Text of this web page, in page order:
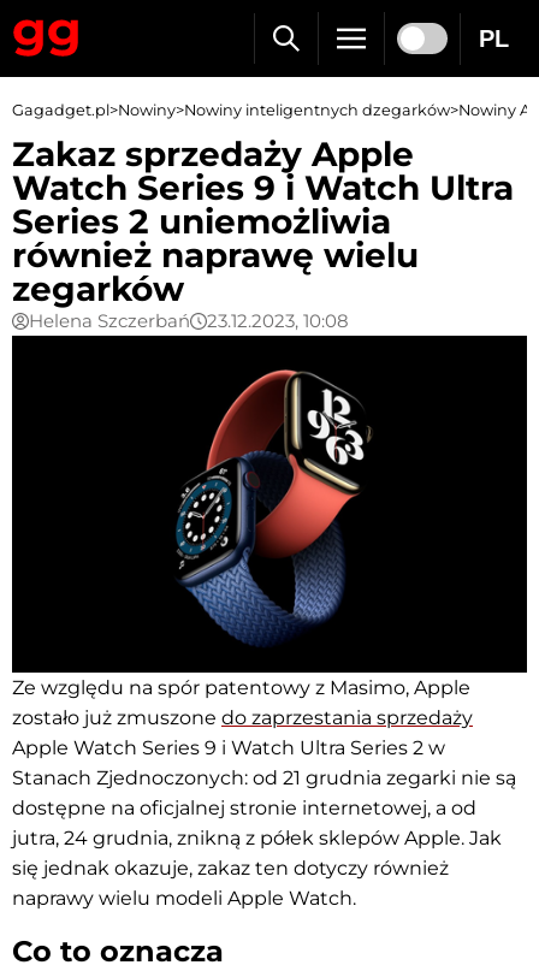
PL
Gagadget.pl>Nowiny>Nowiny inteligentnych dzegarków>Nowiny
Zakaz sprzedaży Apple
Watch Series 9 i Watch Ultra
Series 2 uniemożliwia
również naprawę wielu
zegarków
Helena Szczerbań 23.12.2023, 10:08
Ze względu na spór patentowy z Masimo, Apple
zostało już zmuszone do zaprzestania sprzedaży
Apple Watch Series 9 i Watch Ultra Series 2 w
Stanach Zjednoczonych: od 21 grudnia zegarki nie są
dostępne na oficjalnej stronie internetowej, a od
jutra, 24 grudnia, znikną z półek sklepów Apple. Jak
się jednak okazuje, zakaz ten dotyczy również
naprawy wielu modeli Apple Watch.
Co to oznacza